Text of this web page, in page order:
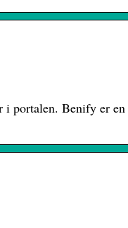
i portalen. Benify er en